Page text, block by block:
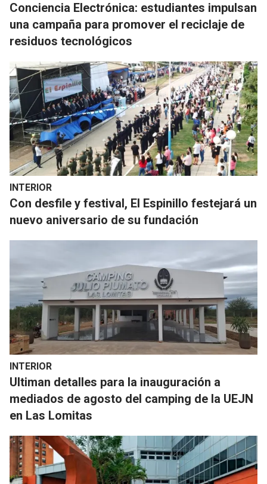
Conciencia Electrónica: estudiantes impulsan
una campaña para promover el reciclaje de
residuos tecnológicos
INTERIOR
Con desfile y festival, El Espinillo festejará un
nuevo aniversario de su fundación
INTERIOR
Ultiman detalles para la inauguración a
mediados de agosto del camping de la UEJN
en Las Lomitas